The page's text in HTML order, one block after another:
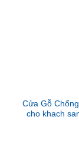
Cửa Gỗ
cho khach